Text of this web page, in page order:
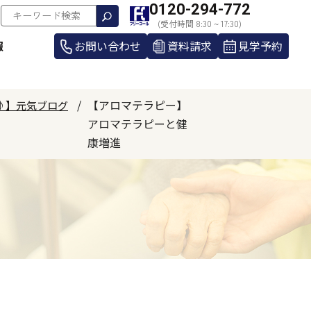
0120-294-772
(受付時間 8:30 ~ 17:30)
お問い合わせ 資料請求 見学予約
】元気ブログ
【アロマテラピー】
アロマテラピーと健
康増進